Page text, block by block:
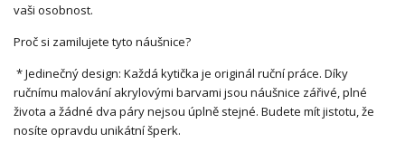
vaši osobnost.
Proč si zamilujete tyto náušnice?
* Jedinečný design: Každá kytička je originál ruční práce. Díky
ručnímu malování akrylovými barvami jsou náušnice zářivé, plné
života a žádné dva páry nejsou úplně stejné. Budete mít jistotu, že
nosíte opravdu unikátní šperk.